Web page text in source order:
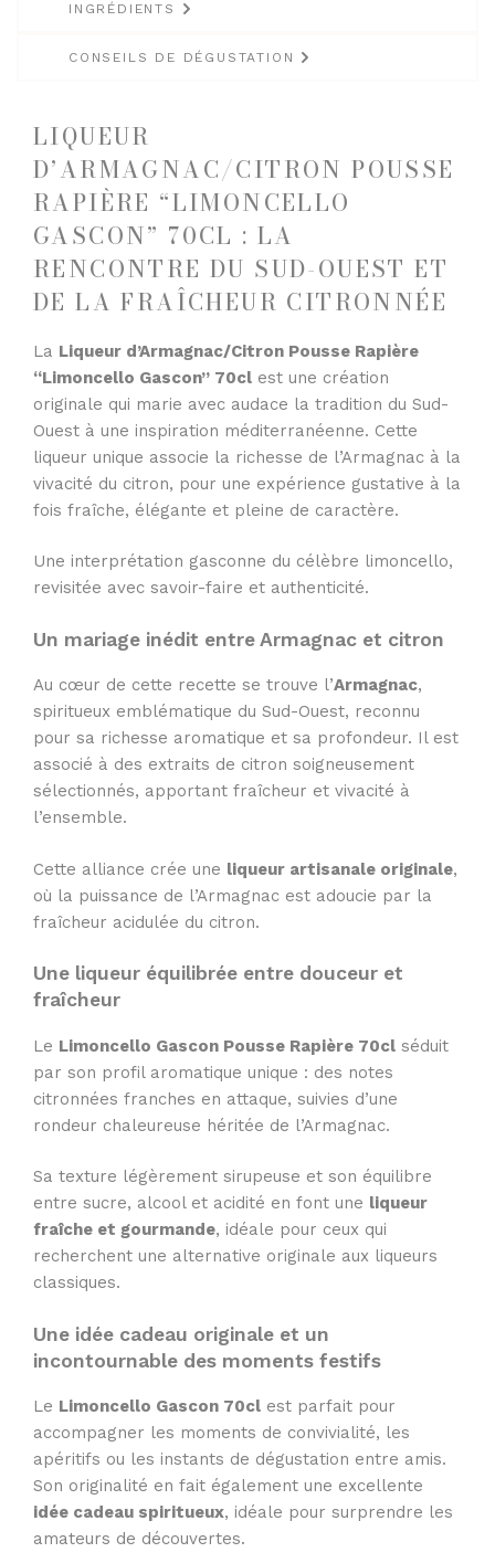
INGRÉDIENTS
CONSEILS DE DÉGUSTATION
LIQUEUR
D’ARMAGNAC/CITRON POUSSE
RAPIÈRE “LIMONCELLO
GASCON” 70CL : LA
RENCONTRE DU SUD-OUEST ET
DE LA FRAÎCHEUR CITRONNÉE
La Liqueur d’Armagnac/Citron Pousse Rapière
“Limoncello Gascon” 70cl est une création
originale qui marie avec audace la tradition du Sud-
Ouest à une inspiration méditerranéenne. Cette
liqueur unique associe la richesse de l’Armagnac à la
vivacité du citron, pour une expérience gustative à la
fois fraîche, élégante et pleine de caractère.
Une interprétation gasconne du célèbre limoncello,
revisitée avec savoir-faire et authenticité.
Un mariage inédit entre Armagnac et citron
Au cœur de cette recette se trouve l’Armagnac,
spiritueux emblématique du Sud-Ouest, reconnu
pour sa richesse aromatique et sa profondeur. Il est
associé à des extraits de citron soigneusement
sélectionnés, apportant fraîcheur et vivacité à
l’ensemble.
Cette alliance crée une liqueur artisanale originale,
où la puissance de l’Armagnac est adoucie par la
fraîcheur acidulée du citron.
Une liqueur équilibrée entre douceur et
fraîcheur
Le Limoncello Gascon Pousse Rapière 70cl séduit
par son profil aromatique unique : des notes
citronnées franches en attaque, suivies d’une
rondeur chaleureuse héritée de l’Armagnac.
Sa texture légèrement sirupeuse et son équilibre
entre sucre, alcool et acidité en font une liqueur
fraîche et gourmande, idéale pour ceux qui
recherchent une alternative originale aux liqueurs
classiques.
Une idée cadeau originale et un
incontournable des moments festifs
Le Limoncello Gascon 70cl est parfait pour
accompagner les moments de convivialité, les
apéritifs ou les instants de dégustation entre amis.
Son originalité en fait également une excellente
idée cadeau spiritueux, idéale pour surprendre les
amateurs de découvertes.